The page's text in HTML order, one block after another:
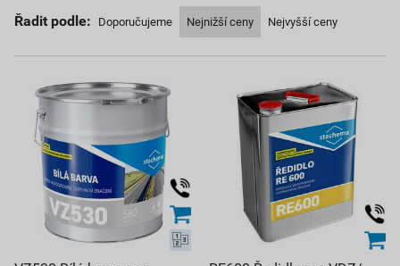
Řadit podle: Doporučujeme Nejnižší ceny Nejvyšší ceny